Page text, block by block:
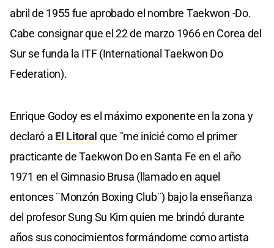
abril de 1955 fue aprobado el nombre Taekwon -Do.
Cabe consignar que el 22 de marzo 1966 en Corea del
Sur se funda la ITF (International Taekwon Do
Federation).
Enrique Godoy es el máximo exponente en la zona y
declaró a El Litoral que "me inicié como el primer
practicante de Taekwon Do en Santa Fe en el año
1971 en el Gimnasio Brusa (llamado en aquel
entonces ¨Monzón Boxing Club¨) bajo la enseñanza
del profesor Sung Su Kim quien me brindó durante
años sus conocimientos formándome como artista